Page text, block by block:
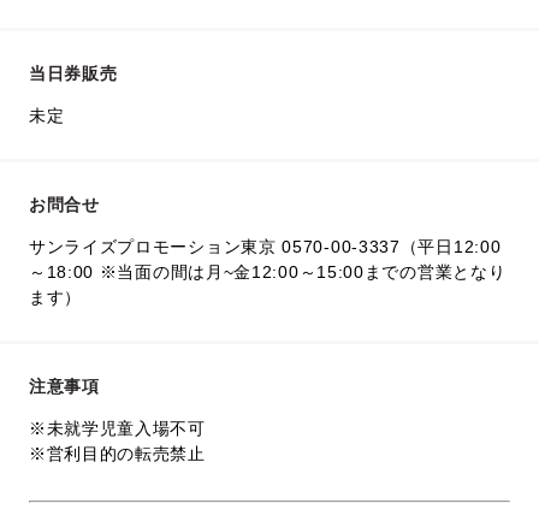
当日券販売
未定
お問合せ
サンライズプロモーション東京 0570-00-3337（平日12:00
～18:00 ※当面の間は月~金12:00～15:00までの営業となり
ます）
注意事項
※未就学児童入場不可
※営利目的の転売禁止